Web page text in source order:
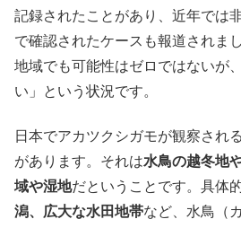
記録されたことがあり、近年では
で確認されたケースも報道されま
地域でも可能性はゼロではないが
い」という状況です。
日本でアカツクシガモが観察され
があります。それは水鳥の越冬地
域や湿地だということです。具体的
潟、広大な水田地帯など、水鳥（